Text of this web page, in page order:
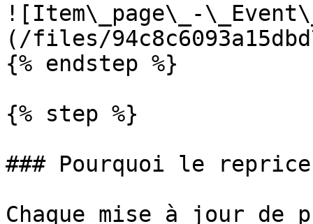
![Item\_page\_-
(/files/
{% endstep %}
{% step %}
### Pourquoi le
Chaque mise à jour de